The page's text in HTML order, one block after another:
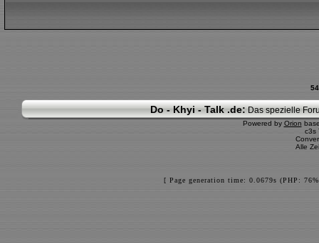
Do - Khyi - Talk .de: Das spezielle
Powered by Orion
c3s
Alle
[ Page generation time: 0.0679s (PHP: